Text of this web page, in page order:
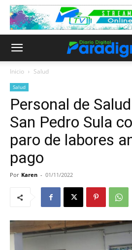
Inicio Salud
Salud
Personal de
San Pedro Sula
paro de labores
pago
Por Karen - 01/11/2022